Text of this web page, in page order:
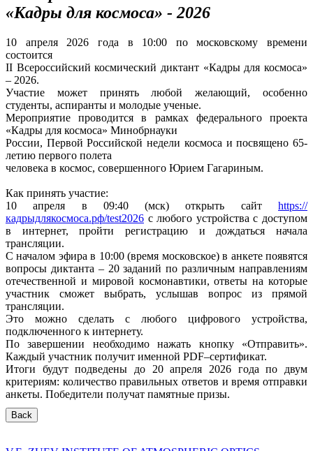
«Кадры для космоса» - 2026
10 апреля 2026 года в 10:00 по московскому времени
состоится
II Всероссийский космический диктант «Кадры для космоса»
– 2026.
Участие может принять любой желающий, особенно
студенты, аспиранты и молодые ученые.
Мероприятие проводится в рамках федерального проекта
«Кадры для космоса» Минобрнауки
России, Первой Российской недели космоса и посвящено 65-
летию первого полета
человека в космос, совершенного Юрием Гагариным.
Как принять участие:
10 апреля в 09:40 (мск) открыть сайт https://
кадрыдлякосмоса.рф/test2026 с любого устройства с доступом
в интернет, пройти регистрацию и дождаться начала
трансляции.
С началом эфира в 10:00 (время московское) в анкете появятся
вопросы диктанта – 20 заданий по различным направлениям
отечественной и мировой космонавтики, ответы на которые
участник сможет выбрать, услышав вопрос из прямой
трансляции.
Это можно сделать с любого цифрового устройства,
подключенного к интернету.
По завершении необходимо нажать кнопку «Отправить».
Каждый участник получит именной PDF–сертификат.
Итоги будут подведены до 20 апреля 2026 года по двум
критериям: количество правильных ответов и время отправки
анкеты. Победители получат памятные призы.
Back